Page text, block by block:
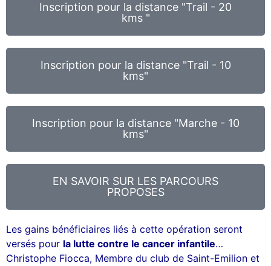
Inscription pour la distance "Trail - 20
kms "
Inscription pour la distance "Trail - 10
kms"
Inscription pour la distance "Marche - 10
kms"
EN SAVOIR SUR LES PARCOURS
PROPOSES
Les gains bénéficiaires liés à cette opération seront
versés pour la lutte contre le cancer infantile…
Christophe Fiocca, Membre du club de Saint-Emilion et